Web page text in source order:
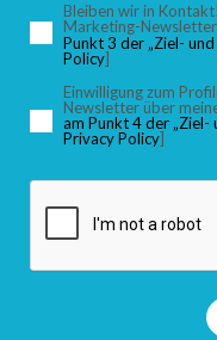
Bleiben wir in
Marketing-
Punkt 3 der „Ziel-
Policy]
Einwilligung zum
Newsletter über
am Punkt 4 der „Ziel-
Privacy Policy]